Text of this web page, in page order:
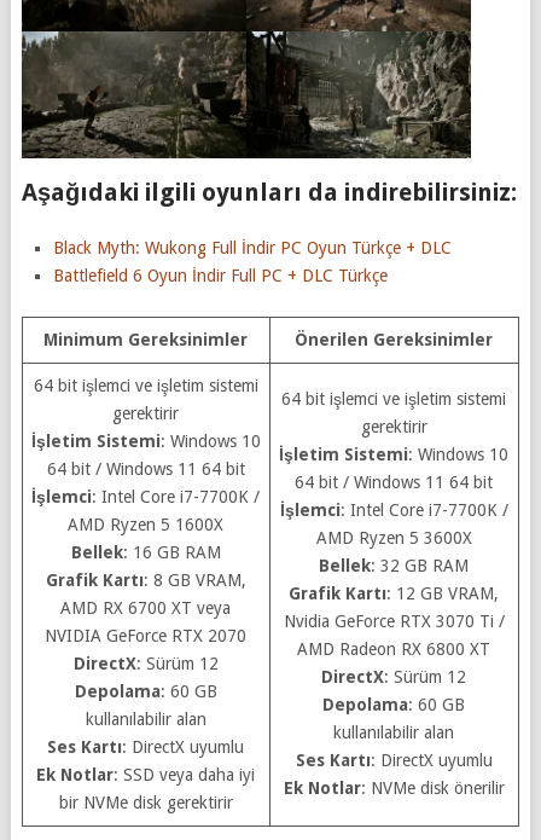
Aşağıdaki ilgili oyunları da indirebilirsiniz:
Black Myth: Wukong Full İndir PC Oyun Türkçe + DLC
Battlefield 6 Oyun İndir Full PC + DLC Türkçe
Minimum Gereksinimler Önerilen Gereksinimler
64 bit işlemci ve işletim sistemi
gerektirir
İşletim Sistemi: Windows 10
64 bit / Windows 11 64 bit
İşlemci: Intel Core i7-7700K /
AMD Ryzen 5 1600X
Bellek: 16 GB RAM
Grafik Kartı: 8 GB VRAM,
AMD RX 6700 XT veya
NVIDIA GeForce RTX 2070
DirectX: Sürüm 12
Depolama: 60 GB
kullanılabilir alan
Ses Kartı: DirectX uyumlu
Ek Notlar: SSD veya daha iyi
bir NVMe disk gerektirir
64 bit işlemci ve işletim sistemi
gerektirir
İşletim Sistemi: Windows 10
64 bit / Windows 11 64 bit
İşlemci: Intel Core i7-7700K /
AMD Ryzen 5 3600X
Bellek: 32 GB RAM
Grafik Kartı: 12 GB VRAM,
Nvidia GeForce RTX 3070 Ti /
AMD Radeon RX 6800 XT
DirectX: Sürüm 12
Depolama: 60 GB
kullanılabilir alan
Ses Kartı: DirectX uyumlu
Ek Notlar: NVMe disk önerilir